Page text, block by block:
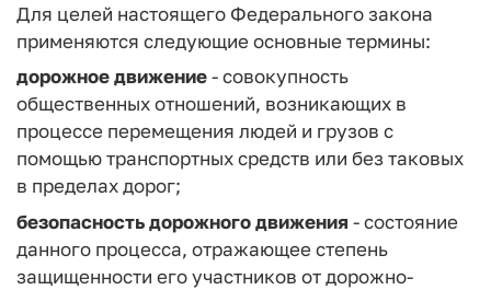
Для целей настоящего Федерального закона
применяются следующие основные термины:
дорожное движение- совокупность
общественных отношений, возникающих в
процессе перемещения людей и грузов с
помощью транспортных средств или без таковых
в пределах дорог;
безопасность дорожного движения - состояние
данного процесса, отражающее степень
защищенности его участников от дорожно-